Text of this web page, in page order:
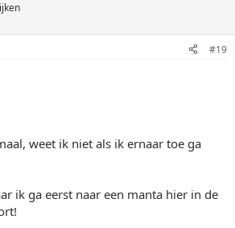
#19
weet ik niet als ik ernaar toe ga
ik ga eerst naar een manta hier in de